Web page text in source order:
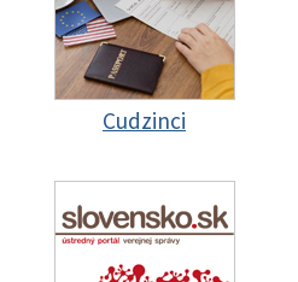
Cudzinci